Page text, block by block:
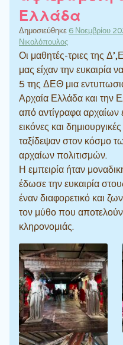
Ελλάδα
Δημοσιεύθηκε 6 Νοεμβρίου
Νικολόπουλος
Οι μαθητές-τριες της
μας είχαν την ευκαιρία
5 της ΔΕΘ μια
Αρχαία Ελλάδα και την
από αντίγραφα
εικόνες και
ταξίδεψαν στον κόσμο
αρχαίων πολιτισμών.
Η εμπειρία ήταν
έδωσε την ευκαιρία
έναν διαφορετικό και
τον μύθο που αποτελούν
κληρονομιάς.